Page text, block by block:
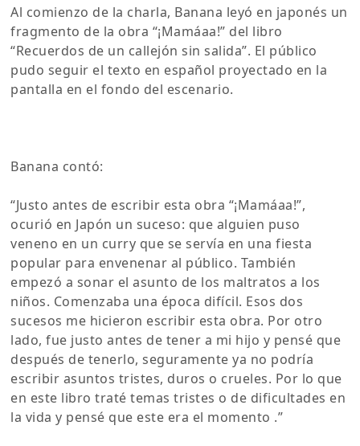
Al comienzo de la charla, Banana leyó en japonés un
fragmento de la obra “¡Mamáaa!” del libro
“Recuerdos de un callejón sin salida”. El público
pudo seguir el texto en español proyectado en la
pantalla en el fondo del escenario.
Banana contó:
“Justo antes de escribir esta obra “¡Mamáaa!”,
ocurió en Japón un suceso: que alguien puso
veneno en un curry que se servía en una fiesta
popular para envenenar al público. También
empezó a sonar el asunto de los maltratos a los
niños. Comenzaba una época difícil. Esos dos
sucesos me hicieron escribir esta obra. Por otro
lado, fue justo antes de tener a mi hijo y pensé que
después de tenerlo, seguramente ya no podría
escribir asuntos tristes, duros o crueles. Por lo que
en este libro traté temas tristes o de dificultades en
la vida y pensé que este era el momento .”